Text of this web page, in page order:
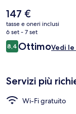
a 6.
Il
prezzo
attuale
è
147 €
147 €
tasse e oneri inclusi
6 set - 7 set
Recensioni
8,48,4 su 10
OttimoVedi
Servizi più
Wi-Fi gratuito